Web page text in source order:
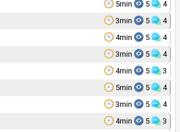
5min
5 4
3min
5 4
4min
5 4
3min
5 4
4min
5 3
5min
5 4
3min
5 4
4min
5 3